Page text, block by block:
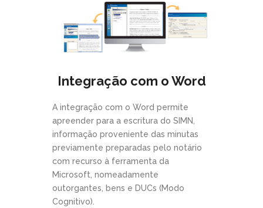
Integração com o Word
A integração com o Word permite
apreender para a escritura do SIMN,
informação proveniente das minutas
previamente preparadas pelo notário
com recurso à ferramenta da
Microsoft, nomeadamente
outorgantes, bens e DUCs (Modo
Cognitivo).